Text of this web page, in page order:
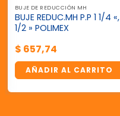
BUJE DE REDUCCIÓN MH
BUJE REDUC.MH P.P 1 1/4 «,
1/2 » POLIMEX
$ 657,74
AÑADIR AL CARRITO